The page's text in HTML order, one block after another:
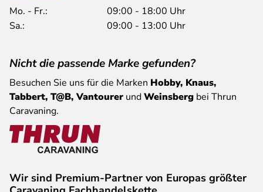
Mo. - Fr.:
09:00 - 18:00 Uhr
Sa.:
09:00 - 13:00 Uhr
Nicht die passende Marke gefunden?
Besuchen Sie uns für die Marken Hobby, Knaus,
Tabbert, T@B, Vantourer undWeinsberg bei Thrun
Caravaning.
Wir sind Premium-Partner von Europas größter